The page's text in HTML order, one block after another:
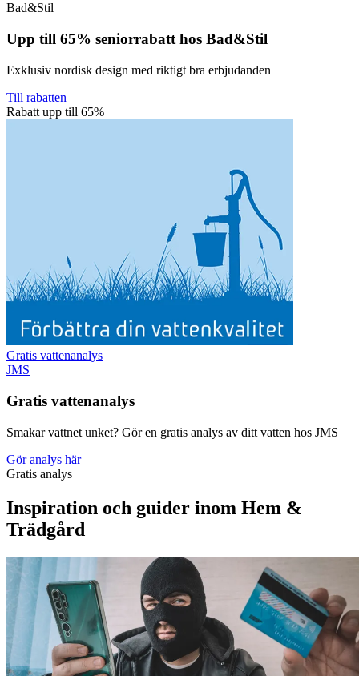
Bad&Stil
Upp till 65% seniorrabatt hos Bad&Stil
Exklusiv nordisk design med riktigt bra erbjudanden
Till rabatten
Rabatt upp till 65%
Gratis vattenanalys
JMS
Gratis vattenanalys
Smakar vattnet unket? Gör en gratis analys av ditt vatten hos JMS
Gör analys här
Gratis analys
Inspiration och guider inom Hem &
Trädgård